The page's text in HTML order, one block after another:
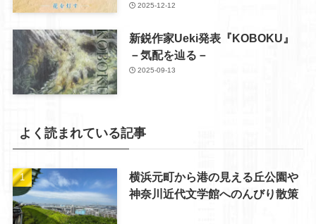
2025-12-12
新鋭作家Ueki発表『KOBOKU』
－気配を辿る－
2025-09-13
よく読まれている記事
横浜元町から港の見える丘公園や
神奈川近代文学館へのんびり散策